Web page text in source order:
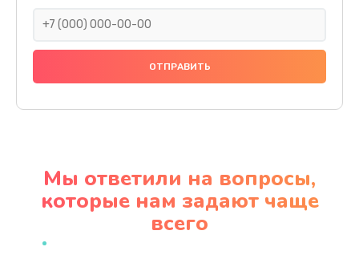
Замена праймера
1000 руб.
Заказать
Профилактическая чистка
Мы ответили на вопросы,
которые нам задают чаще
всего